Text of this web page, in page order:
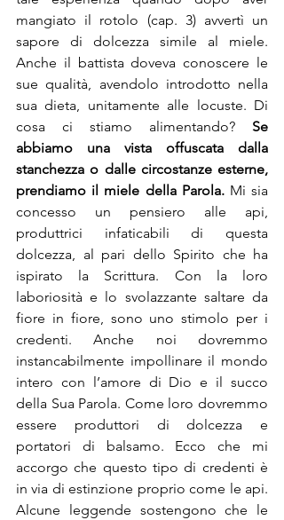
mangiato il rotolo (cap. 3) avvertì un
sapore di dolcezza simile al miele.
Anche il battista doveva conoscere le
sue qualità, avendolo introdotto nella
sua dieta, unitamente alle locuste. Di
cosa ci stiamo alimentando? Se
abbiamo una vista offuscata dalla
stanchezza o dalle circostanze esterne,
prendiamo il miele della Parola. Mi sia
concesso un pensiero alle api,
produttrici infaticabili di questa
dolcezza, al pari dello Spirito che ha
ispirato la Scrittura. Con la loro
laboriosità e lo svolazzante saltare da
fiore in fiore, sono uno stimolo per i
credenti. Anche noi dovremmo
instancabilmente impollinare il mondo
intero con l’amore di Dio e il succo
della Sua Parola. Come loro dovremmo
essere produttori di dolcezza e
portatori di balsamo. Ecco che mi
accorgo che questo tipo di credenti è
in via di estinzione proprio come le api.
Alcune leggende sostengono che le